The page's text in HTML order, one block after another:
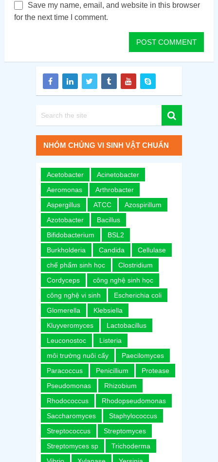
Save my name, email, and website in this browser
for the next time I comment.
NHÓM CHỦNG VI SINH VẬT CHUẨN
Acetobacter
Acinetobacter
Aeromonas
Arthrobacter
Aspergillus
ATCC
Azospirillum
Azotobacter
Bacillus
Bifidobacterium
BSL2
Burkholderia
Candida
Cellulase
chế phẩm sinh học
Clostridium
Cordyceps
công nghệ sinh học
công nghệ vi sinh
Escherichia coli
Glomerella
Klebsiella
Kluyveromyces
Lactobacillus
Leuconostoc
Listeria
môi trường nuôi cấy
Paecilomyces
Paracoccus
Penicillium
Protease
Pseudomonas
Rhizobium
Rhodococcus
Rhodopseudomonas
Saccharomyces
Staphylococcus
Streptococcus
Streptomyces
Streptomyces sp
Trichoderma